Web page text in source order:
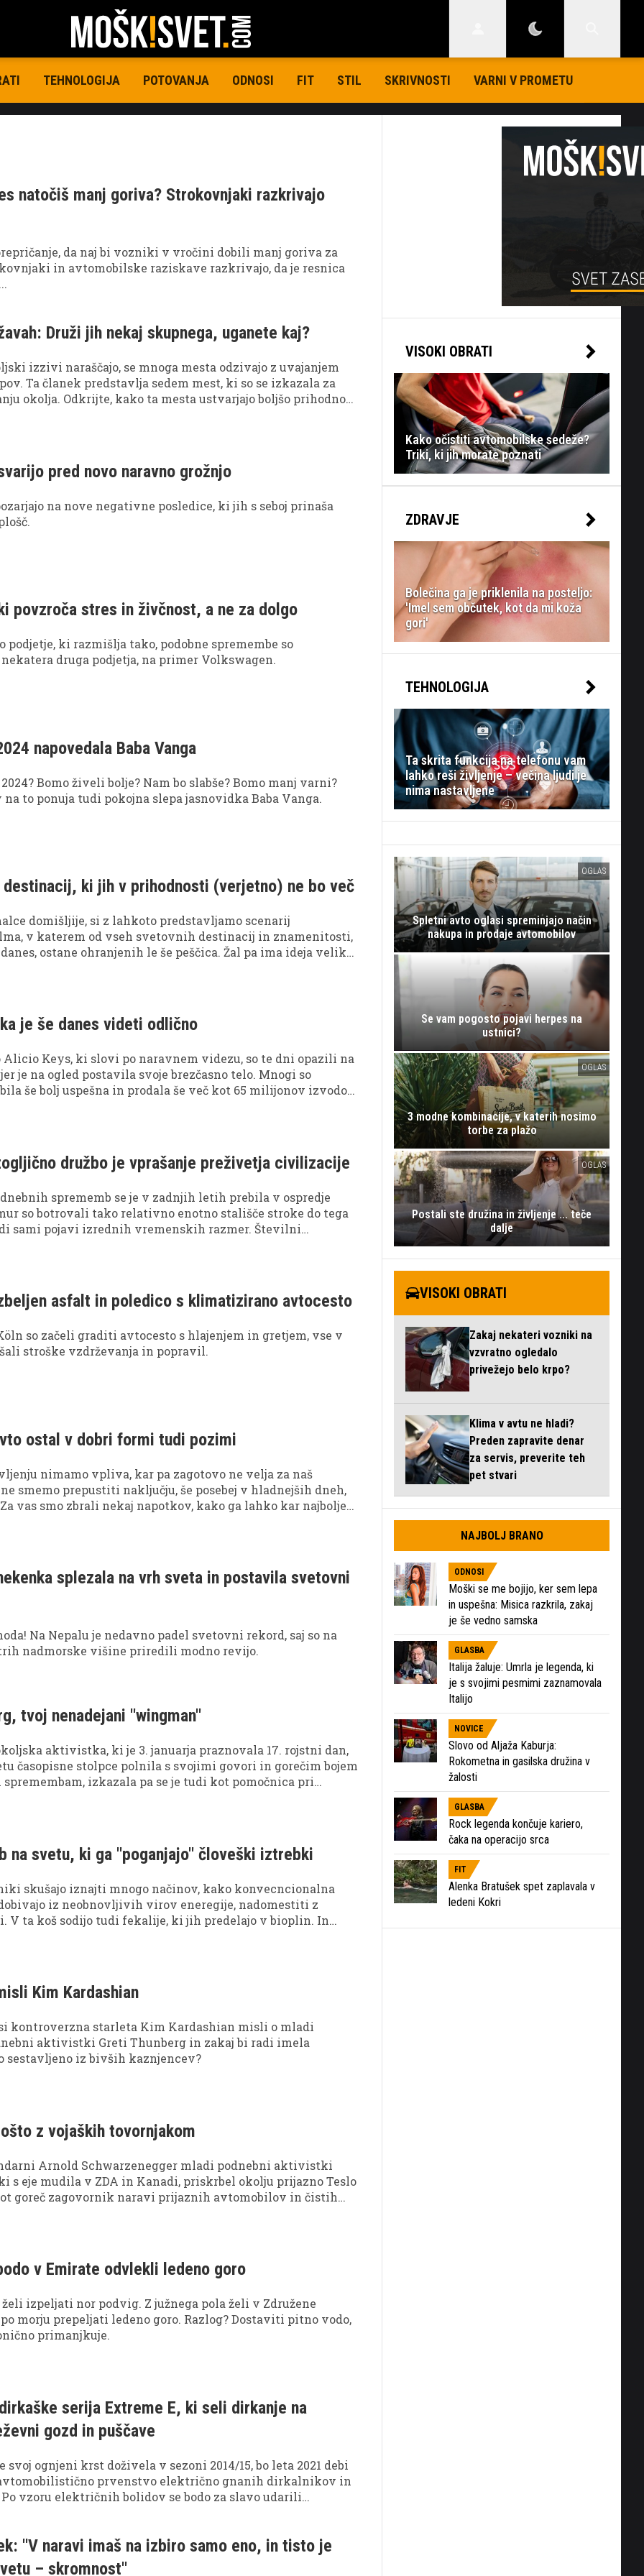
TEHNOLOGIJA POTOVANJA ODNOSI FIT STIL SKRIVNOSTI VARNI V PROMETU
natočiš manj goriva? Strokovnjaki razkrivajo
da naj bi vozniki v vročini dobili manj goriva za
in avtomobilske raziskave razkrivajo, da je resnica
Druži jih nekaj skupnega, uganete kaj?
izzivi naraščajo, se mnoga mesta odzivajo z uvajanjem
Ta članek predstavlja sedem mest, ki so se izkazala za
okolja. Odkrijte, kako ta mesta ustvarjajo boljšo prihodnost
pred novo naravno grožnjo
na nove negativne posledice, ki jih s seboj prinaša
povzroča stres in živčnost, a ne za dolgo
podjetje, ki razmišlja tako, podobne spremembe so
druga podjetja, na primer Volkswagen.
napovedala Baba Vanga
Bomo živeli bolje? Nam bo slabše? Bomo manj varni?
to ponuja tudi pokojna slepa jasnovidka Baba Vanga.
ki jih v prihodnosti (verjetno) ne bo več
domišljije, si z lahkoto predstavljamo scenarij
v katerem od vseh svetovnih destinacij in znamenitosti,
ostane ohranjenih le še peščica. Žal pa ima ideja veliko
so žal zelo resnična prihodnost. Tudi največje turistične
ne bodo zaščiteni pred vremenskimi vplivi na okolje.
leta 2100?
je še danes videti odlično
Keys, ki slovi po naravnem videzu, so te dni opazili na
je na ogled postavila svoje brezčasno telo. Mnogi so
še bolj uspešna in prodala še več kot 65 milijonov izvodov
družbo je vprašanje preživetja civilizacije
sprememb se je v zadnjih letih prebila v ospredje
so botrovali tako relativno enotno stališče stroke do tega
sami pojavi izrednih vremenskih razmer. Številni
asfalt in poledico s klimatizirano avtocesto
so začeli graditi avtocesto s hlajenjem in gretjem, vse v
stroške vzdrževanja in popravil.
ostal v dobri formi tudi pozimi
nimamo vpliva, kar pa zagotovo ne velja za naš
smemo prepustiti naključju, še posebej v hladnejših dneh,
vas smo zbrali nekaj napotkov, kako ga lahko kar najbolje
splezala na vrh sveta in postavila svetovni
Na Nepalu je nedavno padel svetovni rekord, saj so na
nadmorske višine priredili modno revijo.
tvoj nenadejani ''wingman''
aktivistka, ki je 3. januarja praznovala 17. rojstni dan,
časopisne stolpce polnila s svojimi govori in gorečim bojem
izkazala pa se je tudi kot pomočnica pri
na svetu, ki ga ''poganjajo'' človeški iztrebki
skušajo iznajti mnogo načinov, kako konvecncionalna
iz neobnovljivih virov eneregije, nadomestiti z
ta koš sodijo tudi fekalije, ki jih predelajo v bioplin. In
Kim Kardashian
kontroverzna starleta Kim Kardashian misli o mladi
aktivistki Greti Thunberg in zakaj bi radi imela
sestavljeno iz bivših kaznjencev?
z vojaških tovornjakom
Arnold Schwarzenegger mladi podnebni aktivistki
s eje mudila v ZDA in Kanadi, priskrbel okolju prijazno Teslo
goreč zagovornik naravi prijaznih avtomobilov in čistih
v Emirate odvlekli ledeno goro
izpeljati nor podvig. Z južnega pola želi v Združene
morju prepeljati ledeno goro. Razlog? Dostaviti pitno vodo,
primanjkuje.
serija Extreme E, ki seli dirkanje na
gozd in puščave
svoj ognjeni krst doživela v sezoni 2014/15, bo leta 2021 debi
prvenstvo električno gnanih dirkalnikov in
vzoru električnih bolidov se bodo za slavo udarili
''V naravi imaš na izbiro samo eno, in tisto je
– skromnost''
VISOKI OBRATI
Kako očistiti avtomobilske sedeže?
Triki, ki jih morate poznati
ZDRAVJE
Bolečina ga je priklenila na posteljo:
'Imel sem občutek, kot da mi koža
gori'
TEHNOLOGIJA
Ta skrita funkcija na telefonu vam
lahko reši življenje – večina ljudi je
nima nastavljene
OGLAS
Spletni avto oglasi spreminjajo način
nakupa in prodaje avtomobilov
Se vam pogosto pojavi herpes na
ustnici?
OGLAS
3 modne kombinacije, v katerih nosimo
torbe za plažo
OGLAS
Postali ste družina in življenje ... teče
dalje
VISOKI OBRATI
Zakaj nekateri vozniki na
vzvratno ogledalo
privežejo belo krpo?
Klima v avtu ne hladi?
Preden zapravite denar
za servis, preverite teh
pet stvari
NAJBOLJ BRANO
ODNOSI
Moški se me bojijo, ker sem lepa
in uspešna: Misica razkrila, zakaj
je še vedno samska
GLASBA
Italija žaluje: Umrla je legenda, ki
je s svojimi pesmimi zaznamovala
Italijo
NOVICE
Slovo od Aljaža Kaburja:
Rokometna in gasilska družina v
žalosti
GLASBA
Rock legenda končuje kariero,
čaka na operacijo srca
FIT
Alenka Bratušek spet zaplavala v
ledeni Kokri